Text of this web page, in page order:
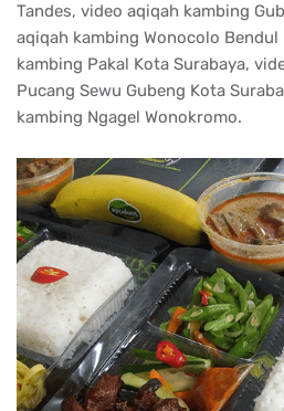
Tandes, video aqiqah kambing
aqiqah kambing Wonocolo
kambing Pakal Kota Surabaya,
Pucang Sewu Gubeng Kota
kambing Ngagel Wonokromo.